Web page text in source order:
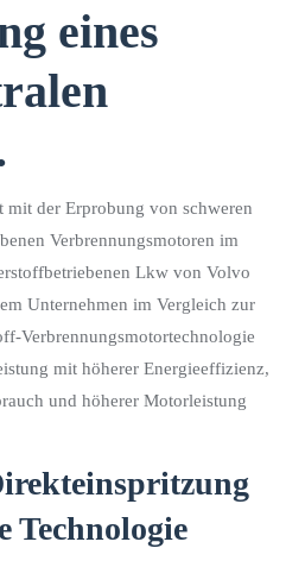
eines
mit der Erprobung von schweren
Verbrennungsmotoren im
Lkw von Volvo
Unternehmen im Vergleich zur
Verbrennungsmotortechnologie
mit höherer Energieeffizienz,
und höherer Motorleistung
Technologie